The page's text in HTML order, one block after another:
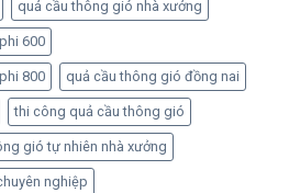
quả cầu thông gió nhà xưởng
600
800 quả cầu thông gió đồng nai
thi công quả cầu thông gió
gió tự nhiên nhà xưởng
nghiệp